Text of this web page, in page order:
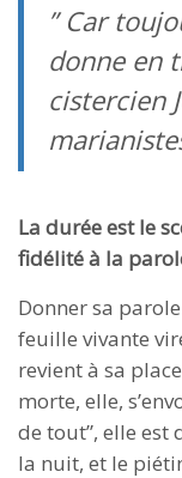
” Car
donne en
cistercien
La durée est le
fidélité à la
Donner sa
feuille vivante
revient à sa
morte, elle,
de tout”, elle est
la nuit, et le